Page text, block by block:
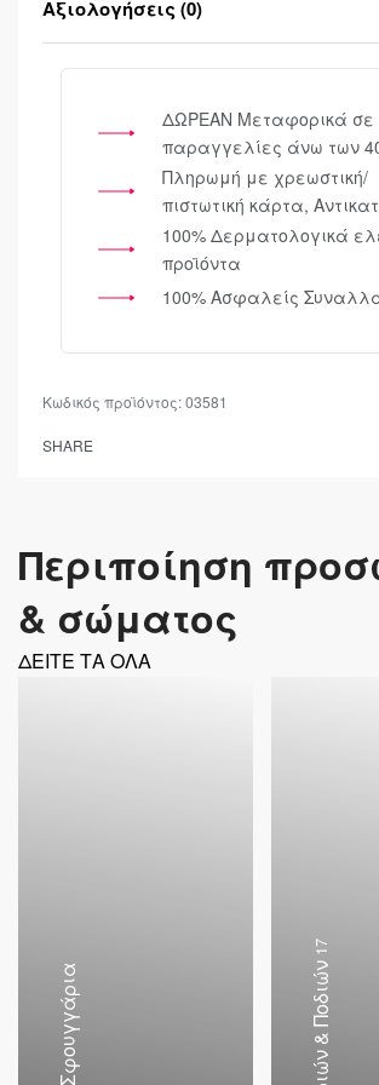
Αξιολογήσεις (0)
ΔΩΡΕΑΝ Μεταφορικά σε
παραγγελίες άνω των
Πληρωμή με χρεωστική/
πιστωτική κάρτα,
100% Δερματολογικά
προϊόντα
100% Ασφαλείς
03581
SHARE
Περιποίηση
& σώματος
ΔΕΙΤΕ ΤΑ ΟΛΑ
17